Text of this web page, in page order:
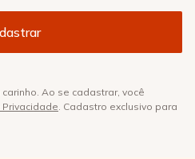
Ao se cadastrar, você
. Cadastro exclusivo para